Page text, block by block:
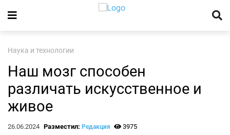
Наука и технологии
Наш мозг способен
различать искусственное и
живое
26.06.2024 Разместил: Редакция 3975